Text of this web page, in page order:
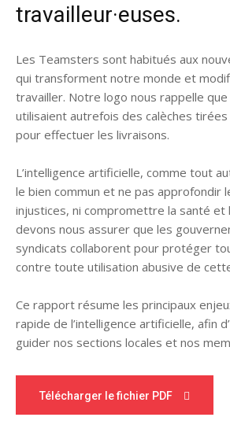
travailleur·euses.
Les Teamsters sont habitués aux
qui transforment notre monde et
travailler. Notre logo nous rappelle
utilisaient autrefois des calèches
pour effectuer les livraisons.
L’intelligence artificielle, comme tout
le bien commun et ne pas approfondir
injustices, ni compromettre la santé et
devons nous assurer que les
syndicats collaborent pour protéger
contre toute utilisation abusive de
Ce rapport résume les principaux
rapide de l’intelligence artificielle, afin
guider nos sections locales et nos
Télécharger le fichier PDF